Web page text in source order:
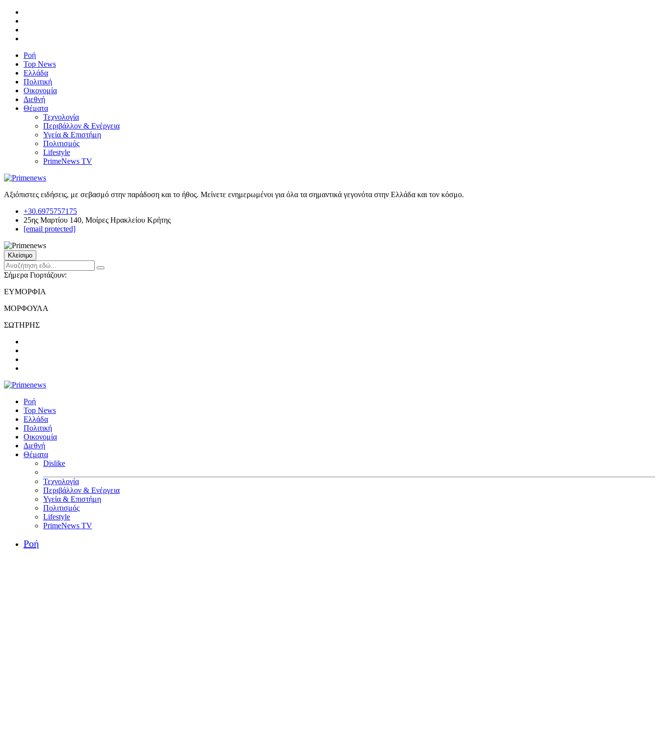
Ροή
Top News
Ελλάδα
Πολιτική
Οικονομία
Διεθνή
Θέματα
Τεχνολογία
Περιβάλλον & Ενέργεια
Υγεία & Επιστήμη
Πολιτισμός
Lifestyle
PrimeNews TV
Αξιόπιστες ειδήσεις, με σεβασμό στην παράδοση και το ήθος. Μείνετε ενημερωμένοι για όλα τα σημαντικά γεγονότα στην Ελλάδα και τον κόσμο.
+30.6975757175
25ης Μαρτίου 140, Μοίρες Ηρακλείου Κρήτης
[email protected]
Κλείσιμο
Σήμερα Γιορτάζουν:
ΕΥΜΟΡΦΙΑ
ΜΟΡΦΟΥΛΑ
ΣΩΤΗΡΗΣ
Ροή
Top News
Ελλάδα
Πολιτική
Οικονομία
Διεθνή
Θέματα
Dislike
Τεχνολογία
Περιβάλλον & Ενέργεια
Υγεία & Επιστήμη
Πολιτισμός
Lifestyle
PrimeNews TV
Ροή